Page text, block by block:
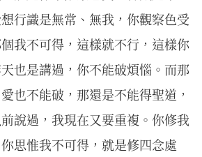
行識是無常、無我，你觀察色受
我不可得，這樣就不行，這樣你
也是講過，你不能破煩惱。而那
也不能破，那還是不能得聖道，
說過，我現在又要重複。你修我
思惟我不可得，就是修四念處